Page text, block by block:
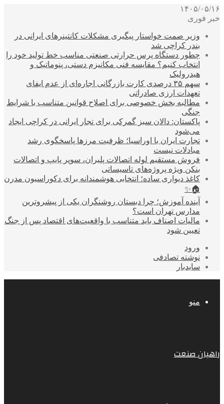
۱۴۰۵/۰۵/۱۶
خبر فوری
وزیر صمت خواستار پیگیری مشکلات کانتینرهای ایرانی در
بندر کراچی شد
چطور دستگاه پرس حرارتی صنعتی مناسب خط تولید خود را
انتخاب کنیم؟ مقایسه فنی مکانیزم دستی، پنوماتیک و
هیدرولیک
سهم ۳۵ درصدی کارت بازرگانی اجاره‌ای از عدم ایفای
تعهدات ارزی صادراتی
مطالبه بخش خصوصی برای اصلاح قوانین متناسب با شرایط
جنگی
پاکستان: دالان سبز گمرکی برای تجار ایرانی در کراچی ایجاد
می‌شود
تجارت ایران با اوراسیا؛ ظرفیت مرزها پاسخگوی رشد
مبادلات نیست
فروش مستقیم لوله اتصالات پلیران، سوپر پایپ و اتصالات
بنکن ویژه پروژه‌های تاسیساتی
کاغذ دیواری ساده؛ انتخابی هوشمندانه برای دکوراسیون مدرن
🏠✨
آینده آموزش؛ چرا دبستان روشنگران یکی از پیشروترین
مدارس تهران است؟
مالیات اصناف باید متناسب با واقعیت‌های اقتصاد پس از جنگ
تعیین شود
ورود
نوشته تصادفی
سایدبار
منو
راهیان صنعت